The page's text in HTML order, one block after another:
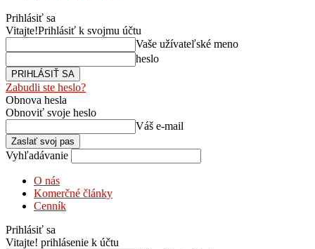
Prihlásiť sa
Vitajte!Prihlásiť k svojmu účtu
Vaše užívateľské meno
heslo
Zabudli ste heslo?
Obnova hesla
Obnoviť svoje heslo
Váš e-mail
Vyhľadávanie
O nás
Komerčné články
Cenník
Prihlásiť sa
Vitajte! prihlásenie k účtu